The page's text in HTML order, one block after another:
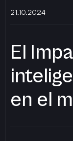
21.10.2024
El
en el